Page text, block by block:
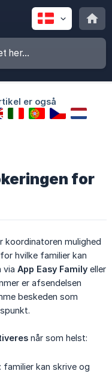
er også
for
koordinatoren mulighed
for hvilke familier kan
via App Easy Family eller
er afsendelsen
beskeden som
når som helst:
kan skrive og